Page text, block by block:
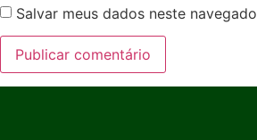
Salvar meus dados neste